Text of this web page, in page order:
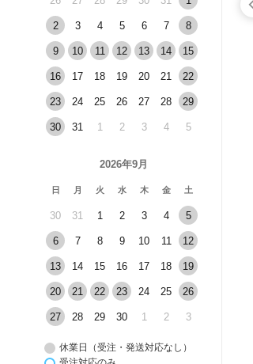
2 3 4 5 6 7 8
9 10 11 12 13 14 15
16 17 18 19 20 21 22
23 24 25 26 27 28 29
30 31 1 2 3 4 5
2026年9月
日 月 火 水 木 金 土
30 31 1 2 3 4 5
6 7 8 9 10 11 12
13 14 15 16 17 18 19
20 21 22 23 24 25 26
27 28 29 30 1 2 3
休業日（受注・発送対応なし）
【楽天1位】【在庫限り(送料無料)】ta
cco footcare タコ フットケア レザー
インソール ドイツ製 本革 サイズ調整
兼用 天然皮革 ラテックス メンズ レ
ディース サイズ展開 足の裏 タコ イ
ンソール
1,870